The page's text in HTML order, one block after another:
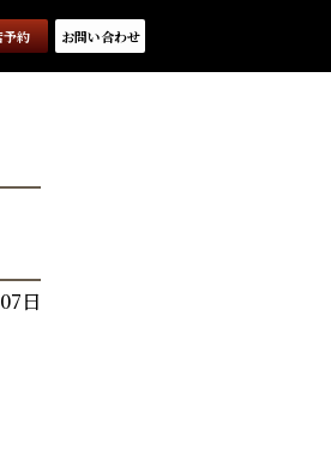
約 お問い合わせ
日